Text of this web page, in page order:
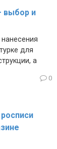
выбор и
для
а
0